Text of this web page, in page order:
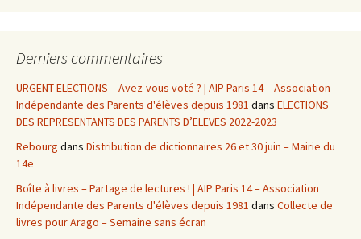
Derniers commentaires
URGENT ELECTIONS – Avez-vous voté ? | AIP Paris 14 – Association
Indépendante des Parents d'élèves depuis 1981 dans ELECTIONS
DES REPRESENTANTS DES PARENTS D’ELEVES 2022-2023
Rebourg dans Distribution de dictionnaires 26 et 30 juin – Mairie du
14e
Boîte à livres – Partage de lectures ! | AIP Paris 14 – Association
Indépendante des Parents d'élèves depuis 1981 dans Collecte de
livres pour Arago – Semaine sans écran